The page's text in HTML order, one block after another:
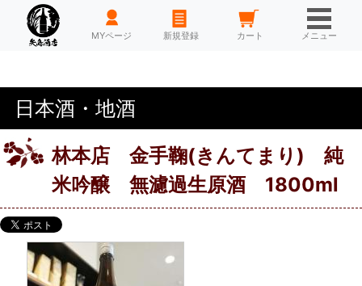
HOME MYページ 新規登録 カート メニュー
日本酒・地酒
林本店 金手鞠(きんてまり) 純
米吟醸 無濾過生原酒 1800ml